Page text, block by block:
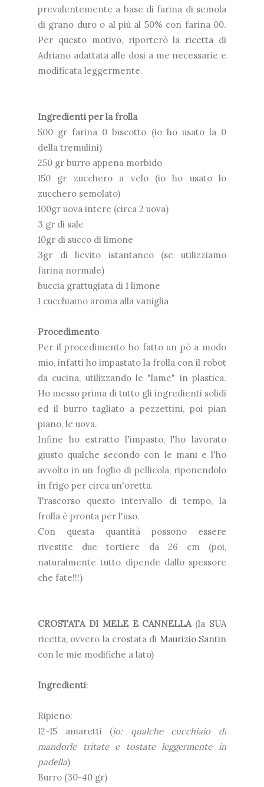
prevalentemente a base di farina di semola
di grano duro o al più al 50% con farina 00.
Per questo motivo, riporterò la ricetta di
Adriano adattata alle dosi a me necessarie e
modificata leggermente.
Ingredienti per la frolla
500 gr farina 0 biscotto (io ho usato la 0
della tremulini)
250 gr burro appena morbido
150 gr zucchero a velo (io ho usato lo
zucchero semolato)
100gr uova intere (circa 2 uova)
3 gr di sale
10gr di succo di limone
3gr di lievito istantaneo (se utilizziamo
farina normale)
buccia grattugiata di 1 limone
1 cucchiaino aroma alla vaniglia
Procedimento
Per il procedimento ho fatto un pò a modo
mio, infatti ho impastato la frolla con il robot
da cucina, utilizzando le "lame" in plastica.
Ho messo prima di tutto gli ingredienti solidi
ed il burro tagliato a pezzettini, poi pian
piano, le uova.
Infine ho estratto l'impasto, l'ho lavorato
giusto qualche secondo con le mani e l'ho
avvolto in un foglio di pellicola, riponendolo
in frigo per circa un'oretta.
Trascorso questo intervallo di tempo, la
frolla è pronta per l'uso.
Con questa quantità possono essere
rivestite due tortiere da 26 cm (poi,
naturalmente tutto dipende dallo spessore
che fate!!!)
CROSTATA DI MELE E CANNELLA (la SUA
ricetta, ovvero la crostata di Maurizio Santin
con le mie modifiche a lato)
Ingredienti:
Ripieno:
12-15 amaretti (io: qualche cucchiaio di
mandorle tritate e tostate leggermente in
padella)
Burro (30-40 gr)